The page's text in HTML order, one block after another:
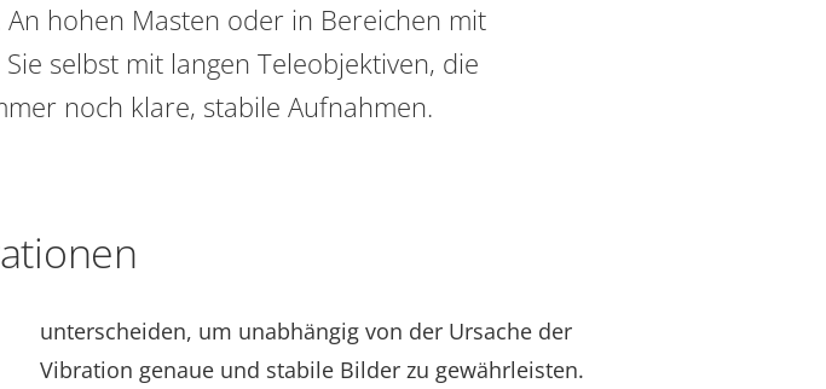
hohen Masten oder in Bereichen mit
selbst mit langen Teleobjektiven, die
noch klare, stabile Aufnahmen.
unterscheiden, um unabhängig von der Ursache der
Vibration genaue und stabile Bilder zu gewährleisten.